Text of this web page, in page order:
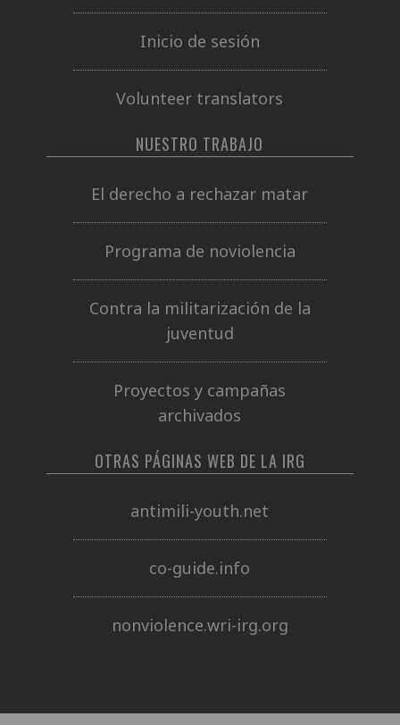
Inicio de sesión
Volunteer translators
NUESTRO TRABAJO
El derecho a rechazar matar
Programa de noviolencia
Contra la militarización de la
juventud
Proyectos y campañas
archivados
OTRAS PÁGINAS WEB DE LA IRG
antimili-youth.net
co-guide.info
nonviolence.wri-irg.org